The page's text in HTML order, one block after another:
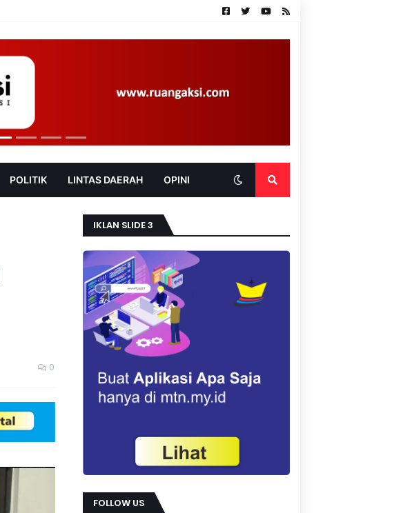
POLITIK LINTAS DAERAH OPINI
0
IKLAN SLIDE 3
FOLLOW US